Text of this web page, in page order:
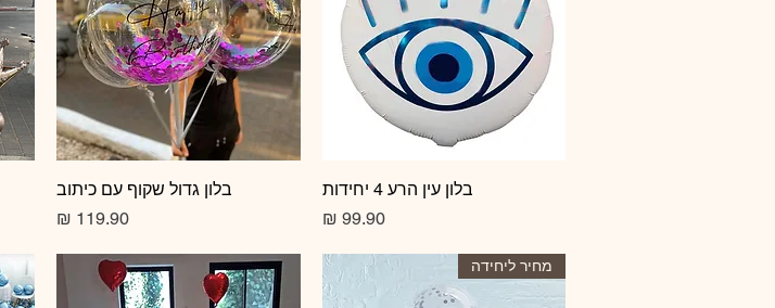
תצוגה מהירה
בלון עין הרע 4 יחידות
מחיר‏99.90 ‏₪
תצוגה מהירה
בלון גדול שקוף עם כיתוב
מחיר
מחיר ליחידה